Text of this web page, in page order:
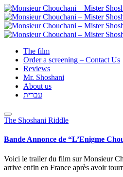
The film
Order a screening – Contact Us
Reviews
Mr. Shoshani
About us
עברית
The Shoshani Riddle
Bande Annonce de “L’Enigme
Voici le trailer du film sur Monsieur
arrive enfin en France après avoir